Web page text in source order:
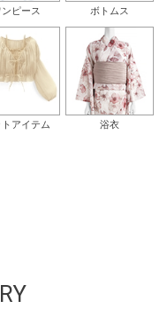
ンピース ボトムス
アイテム 浴衣